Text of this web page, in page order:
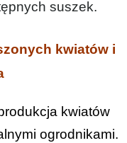
suszek.
kwiatów i
kwiatów
ogrodnikami.